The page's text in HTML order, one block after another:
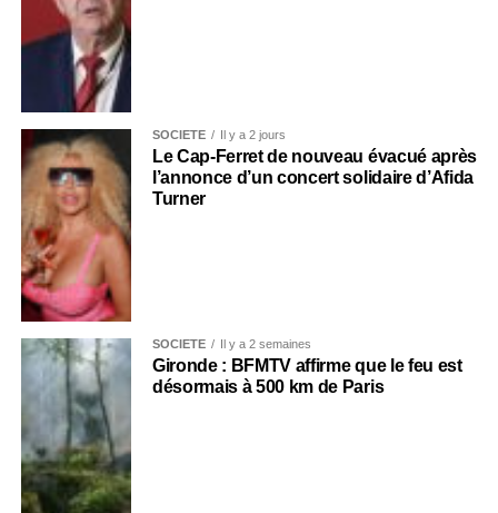
SOCIÉTÉ Il y a 2 jours
Le Cap-Ferret de nouveau évacué après
l’annonce d’un concert solidaire d’Afida
Turner
SOCIÉTÉ Il y a 2 semaines
Gironde : BFMTV affirme que le feu est
désormais à 500 km de Paris